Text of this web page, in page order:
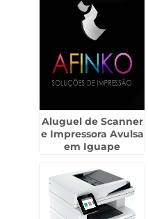
Aluguel de Scanner
e Impressora Avulsa
em Iguape